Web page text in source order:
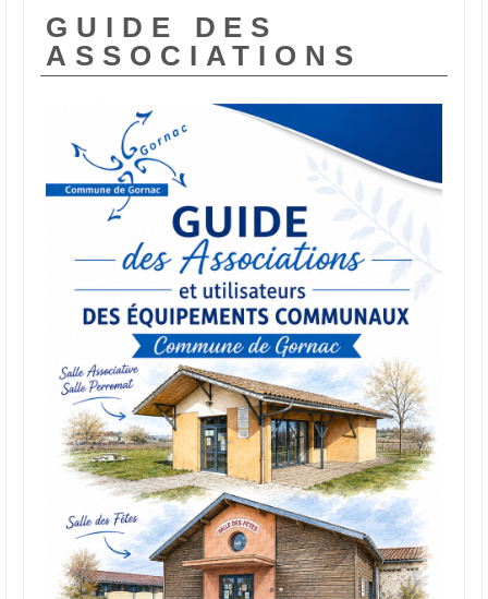
GUIDE DES
ASSOCIATIONS